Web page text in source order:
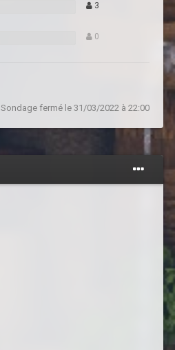
3
0
Sondage fermé le 31/03/2022 à 22:00